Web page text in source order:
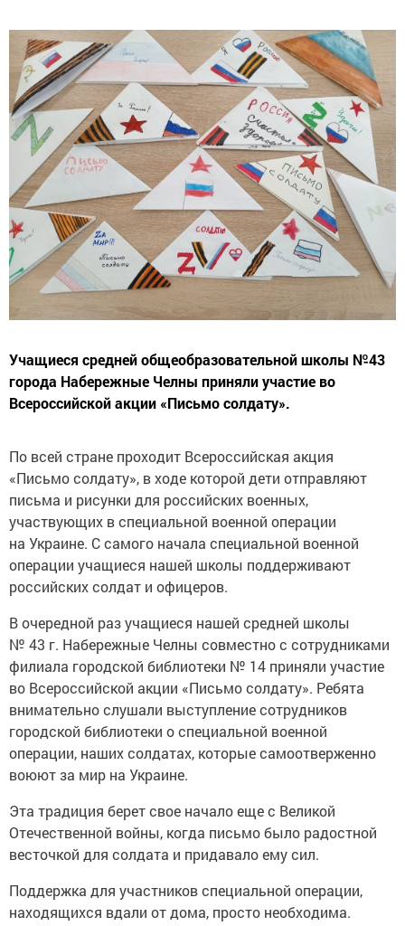
Учащиеся средней общеобразовательной школы №43
города Набережные Челны приняли участие во
Всероссийской акции «Письмо солдату».
По всей стране проходит Всероссийская акция
«Письмо солдату», в ходе которой дети отправляют
письма и рисунки для российских военных,
участвующих в специальной военной операции
на Украине. С самого начала специальной военной
операции учащиеся нашей школы поддерживают
российских солдат и офицеров.
В очередной раз учащиеся нашей средней школы
№ 43 г. Набережные Челны совместно с сотрудниками
филиала городской библиотеки № 14 приняли участие
во Всероссийской акции «Письмо солдату». Ребята
внимательно слушали выступление сотрудников
городской библиотеки о специальной военной
операции, наших солдатах, которые самоотверженно
воюют за мир на Украине.
Эта традиция берет свое начало еще с Великой
Отечественной войны, когда письмо было радостной
весточкой для солдата и придавало ему сил.
Поддержка для участников специальной операции,
находящихся вдали от дома, просто необходима.